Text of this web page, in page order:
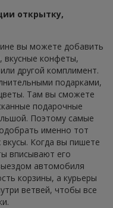
открытку,
вы можете добавить
вкусные конфеты,
другой комплимент.
подарками,
Там вы сможете
подарочные
Поэтому самые
именно тот
Когда вы пишете
вписывают его
автомобиля
корзины, а курьеры
ветвей, чтобы все